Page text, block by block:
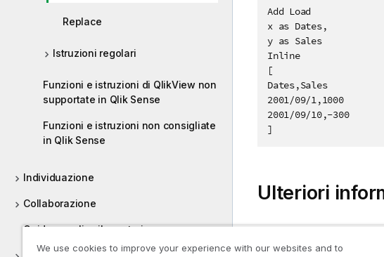
Replace
Istruzioni regolari
Funzioni e istruzioni di QlikView non
supportate in Qlik Sense
Funzioni e istruzioni non consigliate
in Qlik Sense
Individuazione
Collaborazione
Guida per gli sviluppatori
Add Load
x as Dates,
y as Sales
Inline
[
Dates,Sales
2001/09/1,1000
2001/09/10,-300
Ulteriori
We use cookies to improve your experience with our websites and to